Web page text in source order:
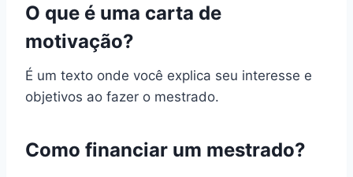
O que é uma carta de
motivação?
É um texto onde você explica seu interesse e
objetivos ao fazer o mestrado.
Como financiar um mestrado?